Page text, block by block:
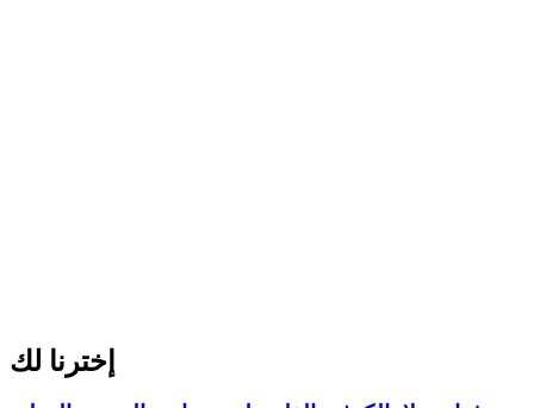
إخترنا لك